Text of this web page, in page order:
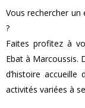
Vous rechercher
?
Faites profitez à
Ebat à Marcoussis.
d’histoire
activités variées à